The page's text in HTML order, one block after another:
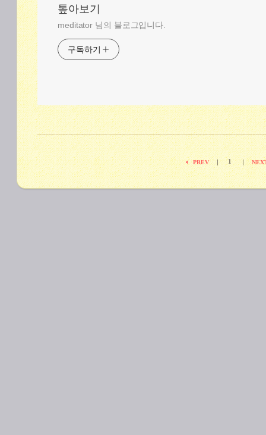
톺아보기
meditator 님의 블로그입니다.
구독하기
PREV | 1 |